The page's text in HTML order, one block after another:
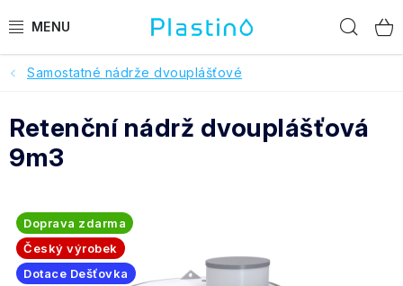
na
PRODUKTY
Reference a hodnocení
O nás
Realizace
Dotace Dešťovka
Samostatné nádrže dvouplášťové
Retenční nádrž dvouplášťová
9m3
Doprava zdarma
Český výrobek
Dotace Dešťovka